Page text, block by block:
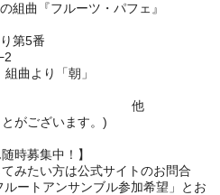
組曲『フルーツ・パフェ』
第5番
曲より「朝」
メドレー 他
がございます。)
時募集中！】
みたい方は公式サイトのお問合
ートアンサンブル参加希望」とお